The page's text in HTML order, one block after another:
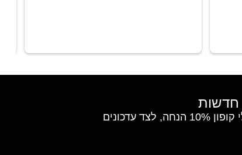
הצטרפי למועדון החברות וקבלי קופון 10% הנחה, לצד עדכונים